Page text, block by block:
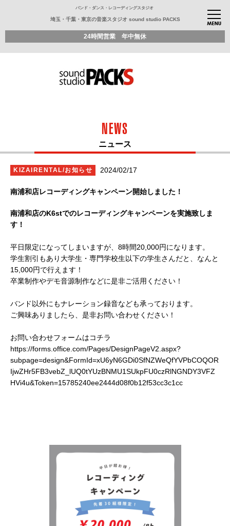
バンド・ダンス・レコーディングスタジオ
埼玉・千葉・東京の音楽スタジオ sound studio PACKS
24時間営業 年中無休
NEWS
ニュース
KIZAIRENTAL/お知らせ 2024/02/17
南浦和店レコーディングキャンペーン開始しました！
南浦和店のK6stでのレコーディングキャンペーンを実施致しま
す！
平日限定になってしまいますが、8時間20,000円になります。
学生割引もあり大学生・専門学校生以下の学生さんだと、なんと
15,000円で行えます！
卒業制作やデモ音源制作などに是非ご活用ください！
バンド以外にもナレーション録音なども承っております。
ご興味ありましたら、是非お問い合わせください！
お問い合わせフォームはコチラ
https://forms.office.com/Pages/DesignPageV2.aspx?
subpage=design&FormId=xU6yN6GDi0SfNZWeQfYVPbCOQOR
IjwZHr5FB3vebZ_lUQ0tYUzBNMU1SUkpFU0czRlNGNDY3VFZ
HVi4u&Token=15785240ee2444d08f0b12f53cc3c1cc